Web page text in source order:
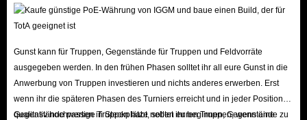
Gunst kann für Truppen, Gegenstände für Truppen und Feldvorräte
ausgegeben werden. In den frühen Phasen solltet ihr all eure Gunst in die
Anwerbung von Truppen investieren und nichts anderes erwerben. Erst
wenn ihr die späteren Phasen des Turniers erreicht und in jeder Position
qualitativ hochwertige Truppen habt, solltet ihr beginnen, Gegenstände zu
Gegenstände passen in Steckplätze neben euren Truppen; wenn eine